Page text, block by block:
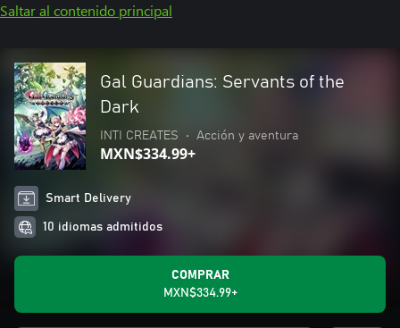
Saltar al contenido principal
Gal Guardians: Servants of the
Dark
INTI CREATES • Acción y aventura
MXN$334.99+
Smart Delivery
10 idiomas admitidos
COMPRAR
MXN$334.99+